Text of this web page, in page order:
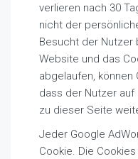
verlieren nach 30
nicht der
Besucht der
Website und das
abgelaufen, können
dass der Nutzer
zu dieser Seite
Jeder Google
Cookie. Die